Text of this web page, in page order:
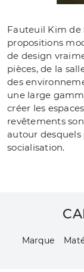
Fauteuil Kim de
propositions
de design
pièces, de la
des
une large
créer les
revêtements
autour desquels
socialisation.
Marque